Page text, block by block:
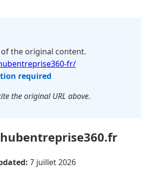
the original content.
fr/
required
the original URL above.
7 juillet 2026